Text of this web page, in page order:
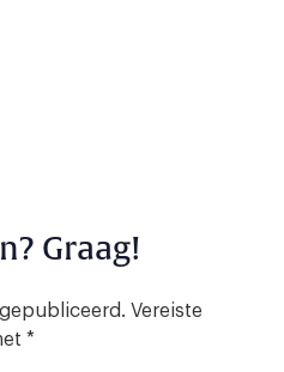
Graag!
Vereiste
*